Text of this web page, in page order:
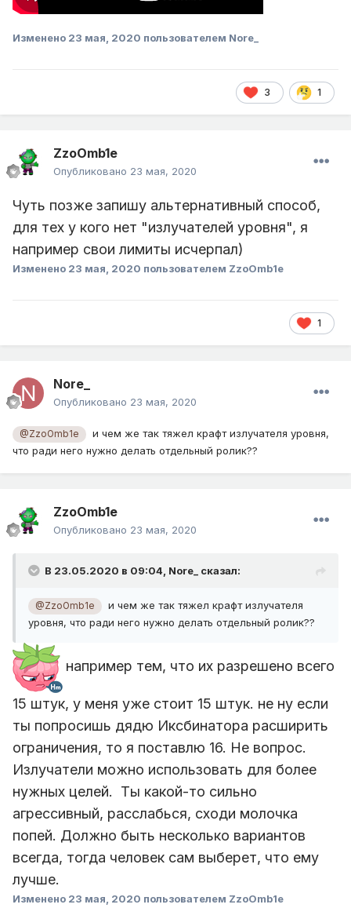
Изменено 23 мая, 2020 пользователем Nore_
3 1
ZzoOmb1e
Опубликовано 23 мая, 2020
Чуть позже запишу альтернативный способ,
для тех у кого нет "излучателей уровня", я
например свои лимиты исчерпал)
Изменено 23 мая, 2020 пользователем ZzoOmb1e
1
Nore_
Опубликовано 23 мая, 2020
@ZzoOmb1e
и чем же так тяжел крафт излучателя уровня,
что ради него нужно делать отдельный ролик??
ZzoOmb1e
Опубликовано 23 мая, 2020
В 23.05.2020 в 09:04, Nore_ сказал:
@ZzoOmb1e
и чем же так тяжел крафт излучателя
уровня, что ради него нужно делать отдельный ролик??
например тем, что их разрешено всего
15 штук, у меня уже стоит 15 штук. не ну если
ты попросишь дядю Иксбинатора расширить
ограничения, то я поставлю 16. Не вопрос.
Излучатели можно использовать для более
нужных целей. Ты какой-то сильно
агрессивный, расслабься, сходи молочка
попей. Должно быть несколько вариантов
всегда, тогда человек сам выберет, что ему
лучше.
Изменено 23 мая, 2020 пользователем ZzoOmb1e